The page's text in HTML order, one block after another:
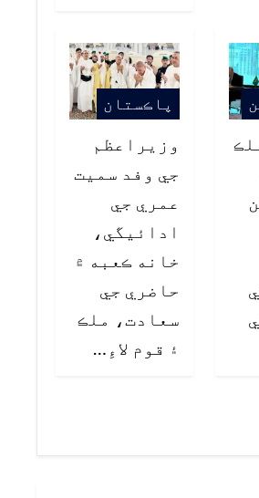
پاڪستان
وزيراعظم
جي وفد سميت
عمري جي
ادائيگي،
خانه ڪعبه ۾
حاضري جي
سعادت، ملڪ
۽ قوم لاءِ…